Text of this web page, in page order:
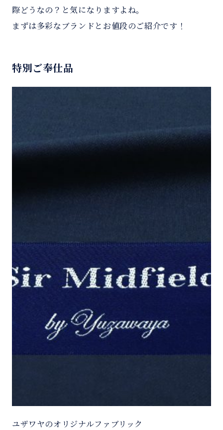
際どうなの？と気になりますよね。
まずは多彩なブランドとお値段のご紹介です！
特別ご奉仕品
ユザワヤのオリジナルファブリック